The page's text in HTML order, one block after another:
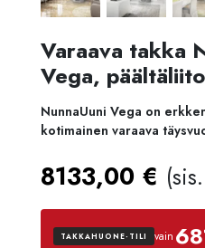
Varaava takka
Vega,
NunnaUuni Vega on
kotimainen varaava
8133,00 €
TAKKAHUONE-TILI vain